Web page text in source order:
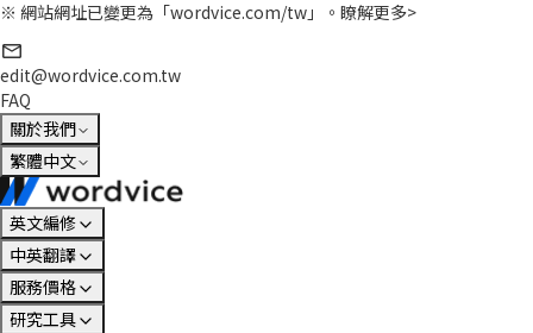
※ 網站網址已變更為「wordvice.com/tw」。 瞭解更多>
edit@wordvice.com.tw
FAQ
關於我們
繁體中文
英文編修
中英翻譯
服務價格
研究工具